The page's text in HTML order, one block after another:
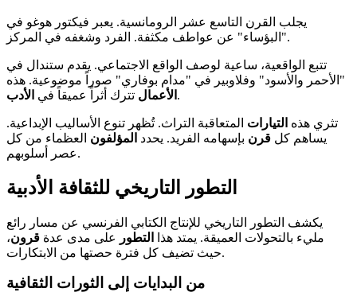
يجلب القرن التاسع عشر الرومانسية. يعبر فيكتور هوغو في
"البؤساء" عن عواطف مكثفة. الفرد وشغفه في المركز.
تتبع الواقعية، ساعية لوصف الواقع الاجتماعي. يقدم ستندال في
"الأحمر والأسود" وفلاوبير في "مدام بوفاري" صوراً موضوعية. هذه
الأعمال تترك أثراً عميقاً في الأدب .
تثري هذه التيارات المتعاقبة التراث. تُظهر تنوع الأساليب الإبداعية.
يساهم كل قرن بإسهامه الفريد. يحدد المؤلفون العظماء من كل
عصر أسلوبهم.
التطور التاريخي للثقافة الأدبية
يكشف التطور التاريخي للإنتاج الكتابي الفرنسي عن مسار رائع
مليء بالتحولات العميقة. يمتد هذا
التطور على مدى عدة قرون،
حيث تضيف كل فترة حصتها من الابتكارات.
من البدايات إلى الثورات الثقافية